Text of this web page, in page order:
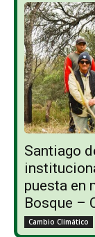
Santiago
puesta en
Bosque –
Cambio Climático